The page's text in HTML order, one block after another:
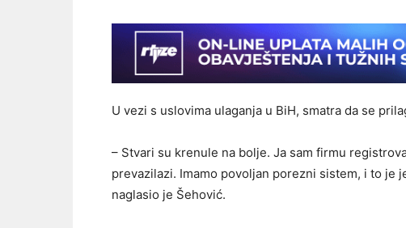
U vezi s uslovima ulaganja u BiH, smatra da se
– Stvari su krenule na bolje. Ja sam firmu
prevazilazi. Imamo povoljan porezni sistem, i to je
naglasio je Šehović.